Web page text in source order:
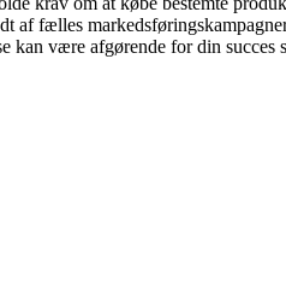
af fælles
kan være afgørende for din succes